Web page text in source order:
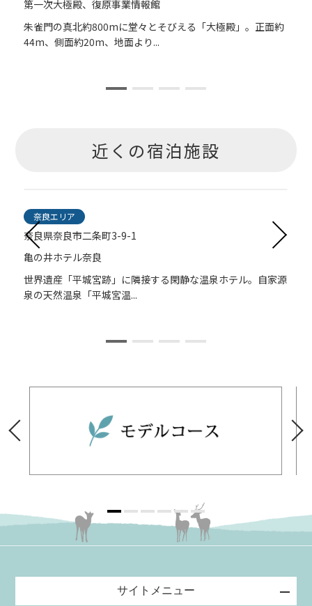
第一次大極殿、復原事業情報館
朱雀門の真北約800mに堂々とそびえる「大極殿」。正面約
44m、側面約20m、地面より...
近くの宿泊施設
奈良エリア
奈良県奈良市二条町3-9-1
亀の井ホテル奈良
世界遺産「平城宮跡」に隣接する閑静な温泉ホテル。自家源
泉の天然温泉「平城宮温...
サイトメニュー